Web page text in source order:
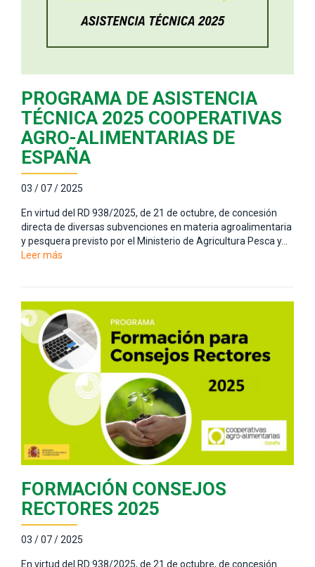
PROGRAMA DE ASISTENCIA
TÉCNICA 2025 COOPERATIVAS
AGRO-ALIMENTARIAS DE
ESPAÑA
03 / 07 / 2025
En virtud del RD 938/2025, de 21 de octubre, de concesión
directa de diversas subvenciones en materia agroalimentaria
y pesquera previsto por el Ministerio de Agricultura Pesca y…
Leer más
FORMACIÓN CONSEJOS
RECTORES 2025
03 / 07 / 2025
En virtud del RD 938/2025, de 21 de octubre, de concesión